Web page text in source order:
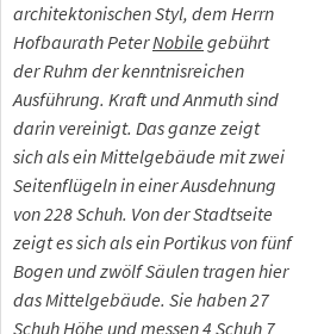
architektonischen Styl, dem Herrn
Hofbaurath PeterNobile gebührt
der Ruhm der kenntnisreichen
Ausführung. Kraft und Anmuth sind
darin vereinigt. Das ganze zeigt
sich als ein Mittelgebäude mit zwei
Seitenflügeln in einer Ausdehnung
von 228 Schuh. Von der Stadtseite
zeigt es sich als ein Portikus von fünf
Bogen und zwölf Säulen tragen hier
das Mittelgebäude. Sie haben 27
Schuh Höhe und messen 4 Schuh 7